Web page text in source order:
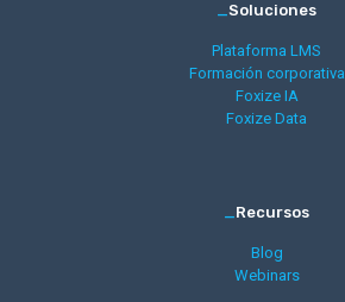
_Soluciones
Plataforma LMS
Formación corporativa
Foxize IA
Foxize Data
_Recursos
Blog
Webinars